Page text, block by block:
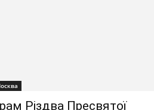
Різдва Пресвятої